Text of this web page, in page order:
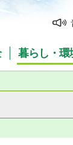
暮らし・環